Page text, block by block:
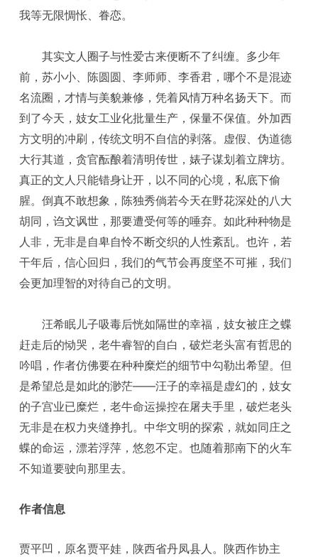
我等无限惆怅、眷恋。
其实文人圈子与性爱古来便断不了纠缠。多少年
前，苏小小、陈圆圆、李师师、李香君，哪个不是混迹
名流圈，才情与美貌兼修，凭着风情万种名扬天下。而
到了今天，妓女工业化批量生产，保量不保值。外加西
方文明的冲刷，传统文明不自信的剥落。虚假、伪道德
大行其道，贪官酝酿着清明传世，婊子谋划着立牌坊。
真正的文人只能错身让开，以不同的心境，私底下偷
腥。倒真不敢想象，陈独秀倘若今天在野花深处的八大
胡同，诌文讽世，那要遭受何等的唾弃。如此种种物是
人非，无非是自卑自怜不断交织的人性紊乱。也许，若
干年后，信心回归，我们的气节会再度坚不可摧，我们
会更加理智的对待自己的文明。
汪希眠儿子吸毒后恍如隔世的幸福，妓女被庄之蝶
赶走后的恸哭，老牛睿智的自白，破烂老头富有哲思的
吟唱，作者仿佛要在种种糜烂的细节中勾勒出希望。但
是希望总是如此的渺茫——汪子的幸福是虚幻的，妓女
的子宫业已糜烂，老牛命运操控在屠夫手里，破烂老头
无非是在权力夹缝挣扎。中华文明的探索，就如同庄之
蝶的命运，漂若浮萍，悠忽不定。也随着那南下的火车
不知道要驶向那里去。
作者信息
贾平凹，原名贾平娃，陕西省丹凤县人。陕西作协主